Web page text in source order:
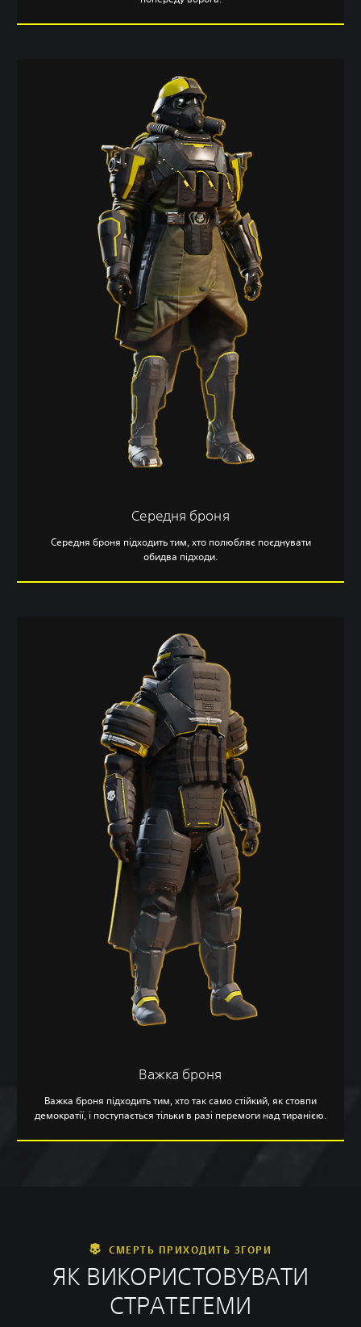
Середня броня
Середня броня підходить тим, хто полюбляє поєднувати
обидва підходи.
Важка броня
Важка броня підходить тим, хто так само стійкий, як стовпи
демократії, і поступається тільки в разі перемоги над тиранією.
СМЕРТЬ ПРИХОДИТЬ ЗГОРИ
ЯК ВИКОРИСТОВУВАТИ
СТРАТЕГЕМИ